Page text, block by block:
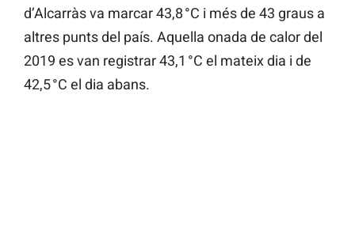
d’Alcarràs va marcar 43,8 °C i més de 43 graus a
altres punts del país. Aquella onada de calor del
2019 es van registrar 43,1 °C el mateix dia i de
42,5 °C el dia abans.